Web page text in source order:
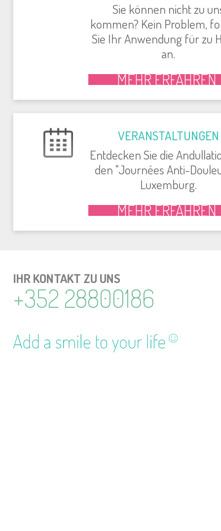
Sie können nicht zu
kommen? Kein Pro­blem,
Sie Ihr An­wen­dung für zu
an.
MEHR ER­FAH­REN
VER­AN­STAL­TUN­GEN
Ent­de­cken Sie die
den "Journées An­ti-
Lu­xem­burg.
MEHR ER­FAH­REN
IHR KON­TAKT ZU UNS
+352 28800186